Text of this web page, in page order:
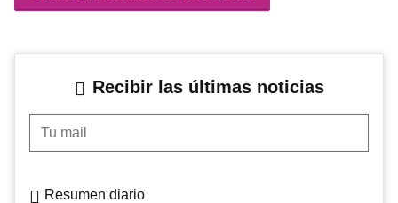
Recibir las últimas noticias
Tu mail
Resumen diario